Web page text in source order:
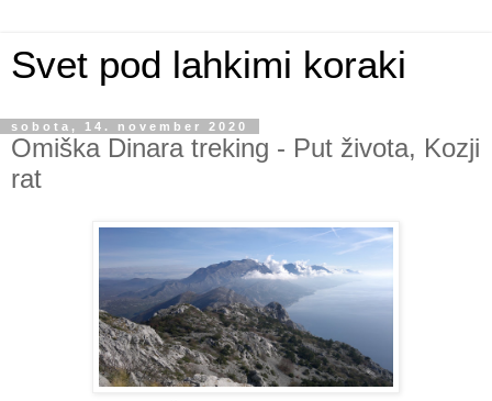
Svet pod lahkimi koraki
sobota, 14. november 2020
Omiška Dinara treking - Put života, Kozji
rat